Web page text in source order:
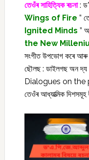
তেওঁৰ সাহিত্যিক ৰচনা:
Wings of Fire ”
Ignited Minds ”
the New
সংগীত উপভোগ কৰে আৰু
ছৌলছ : ডাইলগছ অন
Dialogues on the
তেওঁৰ আধ্যাত্মিক দিশসমূহ